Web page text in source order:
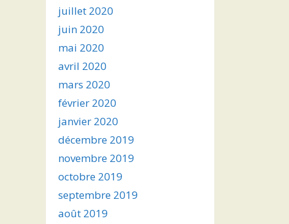
juillet 2020
juin 2020
mai 2020
avril 2020
mars 2020
février 2020
janvier 2020
décembre 2019
novembre 2019
octobre 2019
septembre 2019
août 2019